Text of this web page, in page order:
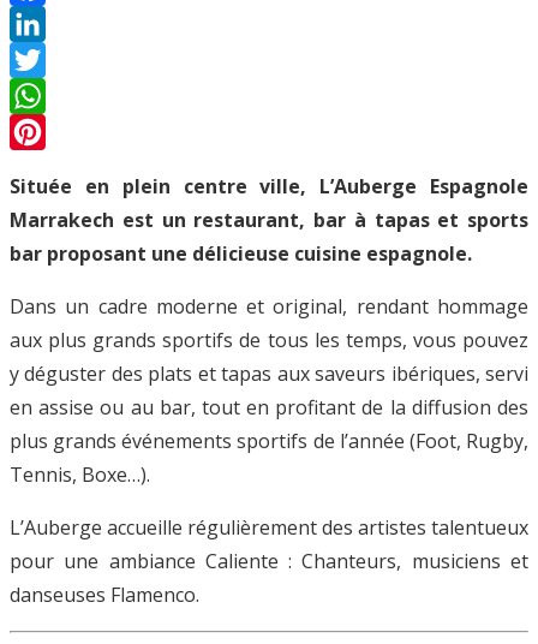
Facebook
LinkedIn
Twitter
WhatsApp
Située en plein centre ville, L’Auberge Espagnole
Marrakech est un restaurant, bar à tapas et sports
bar proposant une délicieuse cuisine espagnole.
Dans un cadre moderne et original, rendant hommage
aux plus grands sportifs de tous les temps, vous pouvez
y déguster des plats et tapas aux saveurs ibériques, servi
en assise ou au bar, tout en profitant de la diffusion des
plus grands événements sportifs de l’année (Foot, Rugby,
Tennis, Boxe…).
L’Auberge accueille régulièrement des artistes talentueux
pour une ambiance Caliente : Chanteurs, musiciens et
danseuses Flamenco.